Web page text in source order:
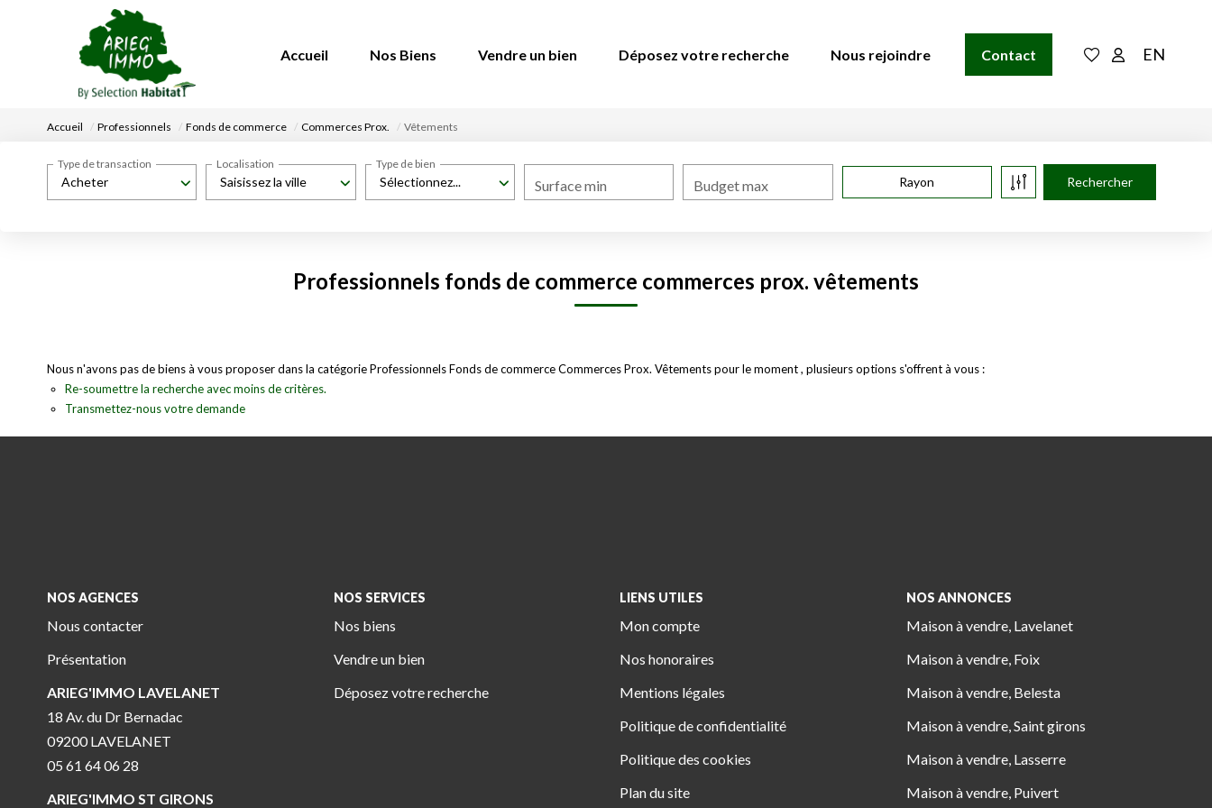
Accueil Nos Biens Vendre un bien Déposez votre recherche Nous rejoindre Contact EN
Accueil Professionnels Fonds de commerce Commerces Prox. Vêtements
Acheter
Type de transaction
Saisissez la ville
Localisation
Sélectionnez...
Type de bien
Surface min Budget max Rayon
Professionnels fonds de commerce commerces prox. vêtements
Nous n'avons pas de biens à vous proposer dans la catégorie Professionnels Fonds de commerce Commerces Prox. Vêtements pour le moment , plusieurs options s'offrent à vous :
Re-soumettre la recherche avec moins de critères.
Transmettez-nous votre demande
NOS AGENCES
Nous contacter
Présentation
ARIEG'IMMO LAVELANET
18 Av. du Dr Bernadac
09200 LAVELANET
05 61 64 06 28
ARIEG'IMMO ST GIRONS
NOS SERVICES
Nos biens
Vendre un bien
Déposez votre recherche
LIENS UTILES
Mon compte
Nos honoraires
Mentions légales
Politique de confidentialité
Politique des cookies
Plan du site
NOS ANNONCES
Maison à vendre, Lavelanet
Maison à vendre, Foix
Maison à vendre, Belesta
Maison à vendre, Saint girons
Maison à vendre, Lasserre
Maison à vendre, Puivert